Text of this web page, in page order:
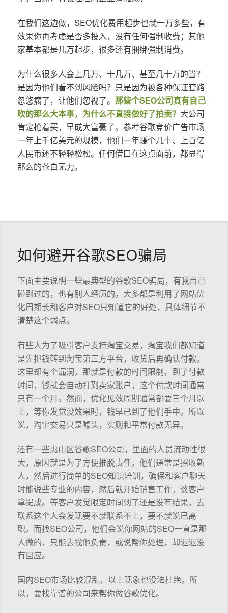
在我们这边做，SEO优化费用起步也就一万多些，有
效果你再考虑是否多投入，没有任何强制收费；其他
家基本都是几万起步，很多还有捆绑强制消费。
为什么很多人会上几万、十几万、甚至几十万的当？
是因为他们看不到风险吗？只是因为被各种保证套路
忽悠瘸了，让他们忽视了。 那些个SEO公司真有自己
吹的那么大本事，为什么不直接做好了拍卖？ 大公司
肯定抢着买，早成大富豪了。参考谷歌竞价广告市场
一年上千亿美元的规模，他们一年赚个几十、上百亿
人民币还不轻轻松松。任何借口在这点面前，都显得
那么的苍白无力。
如何避开谷歌SEO骗局
下面主要说明一些最典型的谷歌SEO骗局，有我自己
碰到过的，也有别人经历的。大多都是利用了网站优
化周期长和客户对SEO只知道它的好处，具体细节不
清楚这个弱点。
有些人为了吸引客户支持淘宝交易，淘宝我们都知道
是先把钱转到淘宝第三方平台，收货后再确认付款。
这里却有个漏洞，那就是付款的时间限制，到了付款
时间，钱就会自动打到卖家账户，这个付款时间通常
只有一个月。然而，优化见效周期通常都要三个月以
上，等你发觉没效果时，钱早已到了他们手中。所以
说，淘宝交易只是噱头，实则和平常付款无异。
还有一些惠山区谷歌SEO公司，里面的人员流动性很
大，原因就是为了方便推脱责任。他们通常是招收新
人，然后进行简单的SEO知识培训，确保和客户聊天
时能说些专业的内容，然后就开始销售工作，谈客户
拿提成。等客户发觉限定时间到了还是没有结果，去
联系这个人会发现要不就联系不上，要不就说已离
职。而找SEO公司，他们会说你网站的SEO一直是那
人做的，只能去找他负责，或说帮你处理，却迟迟没
有回应。
国内SEO市场比较混乱，以上现象也没法杜绝。所
以，要找靠谱的公司来帮你做谷歌优化。